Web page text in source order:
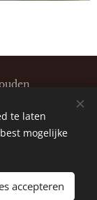
te laten
mogelijke
accepteren